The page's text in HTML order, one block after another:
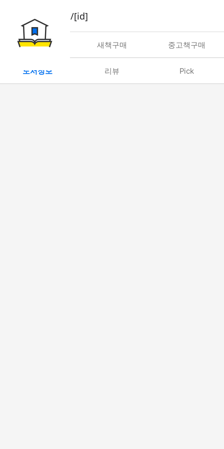
book/rent/[id]
대여 새책구매 중고책구매
도서정보 리뷰 Pick